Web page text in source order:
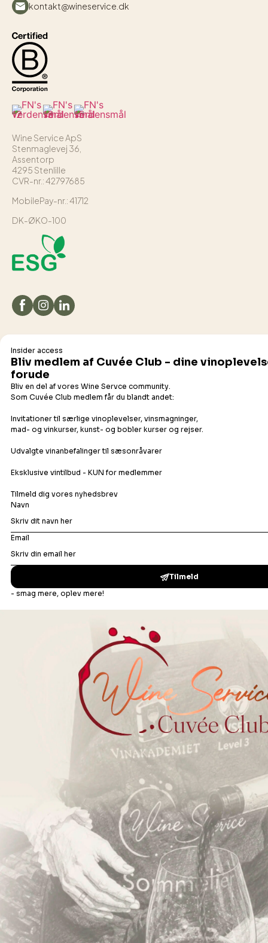
kontakt@wineservice.dk
Wine Service ApS
Stenmaglevej 36,
Assentorp
4295 Stenlille
CVR-nr.: 42797685
MobilePay-nr.: 41712
DK-ØKO-100
Det flydende udvalg
Champagne
Hvidvin
Rosévin
Rødvin
Portvin
Dessertvin
Bonusafdelingen
Madopskrifter
Din ro i maven
Handelsbetingelser B2C
Øvrige politikker
FN’s Verdensmål
Fortryd dit køb
Kontakt os